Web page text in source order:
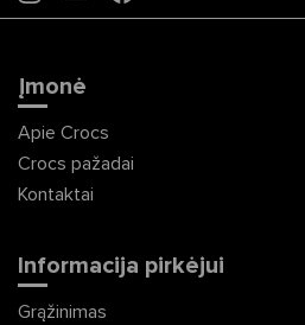
Įmonė
Apie Crocs
Crocs pažadai
Kontaktai
Informacija pirkėjui
Grąžinimas